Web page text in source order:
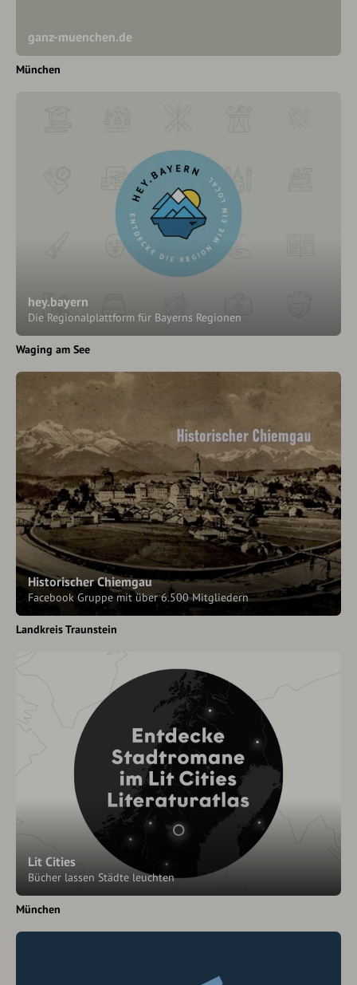
ganz-muenchen.de
München
hey.bayern
Die Regionalplattform für Bayerns Regionen
Waging am See
Historischer Chiemgau
Facebook Gruppe mit über 6.500 Mitgliedern
Landkreis Traunstein
Lit Cities
Bücher lassen Städte leuchten
München